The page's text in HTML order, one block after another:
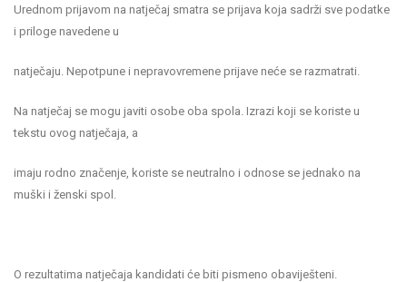
Urednom prijavom na natječaj smatra se prijava koja sadrži sve podatke
i priloge navedene u
natječaju. Nepotpune i nepravovremene prijave neće se razmatrati.
Na natječaj se mogu javiti osobe oba spola. Izrazi koji se koriste u
tekstu ovog natječaja, a
imaju rodno značenje, koriste se neutralno i odnose se jednako na
muški i ženski spol.
O rezultatima natječaja kandidati će biti pismeno obaviješteni.